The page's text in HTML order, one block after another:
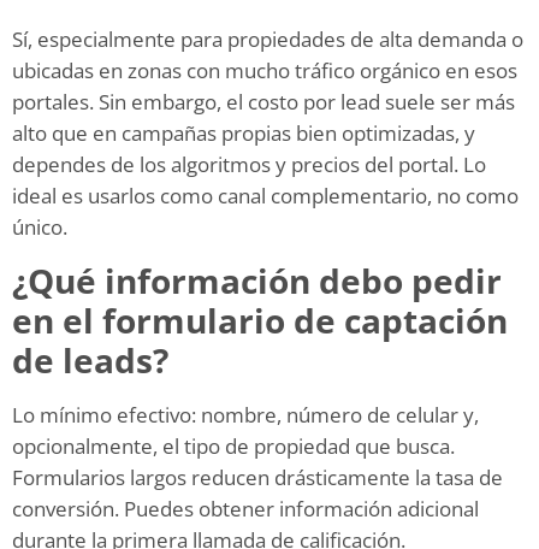
Sí, especialmente para propiedades de alta demanda o
ubicadas en zonas con mucho tráfico orgánico en esos
portales. Sin embargo, el costo por lead suele ser más
alto que en campañas propias bien optimizadas, y
dependes de los algoritmos y precios del portal. Lo
ideal es usarlos como canal complementario, no como
único.
¿Qué información debo pedir
en el formulario de captación
de leads?
Lo mínimo efectivo: nombre, número de celular y,
opcionalmente, el tipo de propiedad que busca.
Formularios largos reducen drásticamente la tasa de
conversión. Puedes obtener información adicional
durante la primera llamada de calificación.